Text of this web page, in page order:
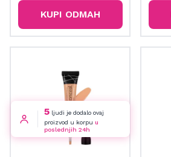
KUPI ODMAH
5ljudi je dodalo ovaj
proizvod u korpu u
poslednjih 24h